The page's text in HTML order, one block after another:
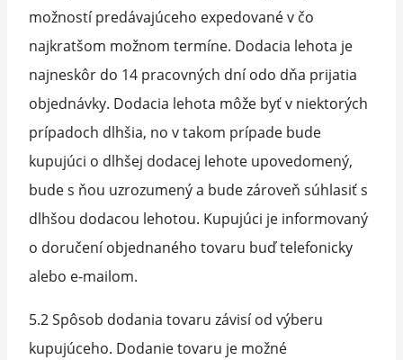
možností predávajúceho expedované v čo
najkratšom možnom termíne. Dodacia lehota je
najneskôr do 14 pracovných dní odo dňa prijatia
objednávky. Dodacia lehota môže byť v niektorých
prípadoch dlhšia, no v takom prípade bude
kupujúci o dlhšej dodacej lehote upovedomený,
bude s ňou uzrozumený a bude zároveň súhlasiť s
dlhšou dodacou lehotou. Kupujúci je informovaný
o doručení objednaného tovaru buď telefonicky
alebo e-mailom.
5.2 Spôsob dodania tovaru závisí od výberu
kupujúceho. Dodanie tovaru je možné